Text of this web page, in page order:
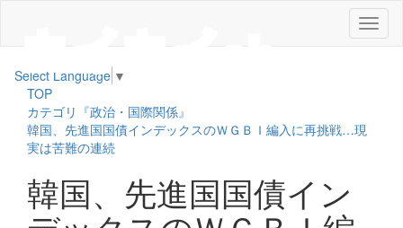
メ
ニ
Select Language ▼
TOP
カテゴリ『政治・国際関係』
韓国、先進国国債インデックスのＷＧＢＩ編入に再挑戦…現
実は苦難の連続
韓国、先進国国債イン